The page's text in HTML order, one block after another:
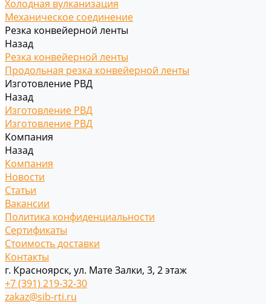
Холодная вулканизация
Механическое соединение
Резка конвейерной ленты
Назад
Резка конвейерной ленты
Продольная резка конвейерной ленты
Изготовление РВД
Назад
Изготовление РВД
Изготовление РВД
Компания
Назад
Компания
Новости
Статьи
Вакансии
Политика конфиденциальности
Сертификаты
Стоимость доставки
Контакты
г. Красноярск, ул. Мате Залки, 3, 2 этаж
+7 (391) 219-32-30
zakaz@sib-rti.ru